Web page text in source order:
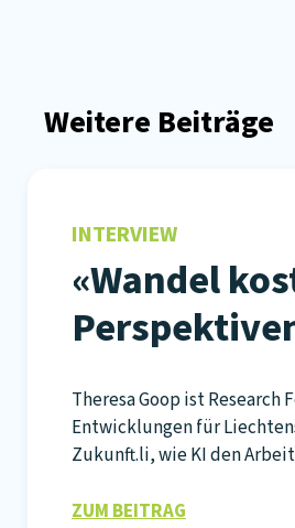
Weitere Beiträge
INTERVIEW
«Wandel
Theresa Goop ist
Entwicklungen für
Zukunft.li, wie KI den
ZUM BEITRAG